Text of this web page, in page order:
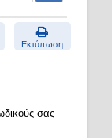
Εκτύπωση
σας